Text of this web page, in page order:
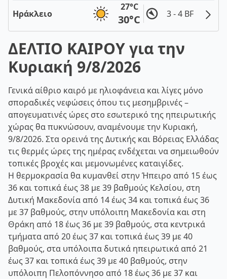
Ηράκλειο
27°C
30°C 3 - 4 BF
ΔΕΛΤΙΟ ΚΑΙΡΟΥ για την
Κυριακή 9/8/2026
Γενικά αίθριο καιρό με ηλιοφάνεια και λίγες μόνο
σποραδικές νεφώσεις όπου τις μεσημβρινές –
απογευματινές ώρες στο εσωτερικό της ηπειρωτικής
χώρας θα πυκνώσουν, αναμένουμε την Κυριακή,
9/8/2026. Στα ορεινά της Δυτικής και Βόρειας Ελλάδας
τις θερμές ώρες της ημέρας ενδέχεται να σημειωθούν
τοπικές βροχές και μεμονωμένες καταιγίδες.
Η θερμοκρασία θα κυμανθεί στην Ήπειρο από 15 έως
36 και τοπικά έως 38 με 39 βαθμούς Κελσίου, στη
Δυτική Μακεδονία από 14 έως 34 και τοπικά έως 36
με 37 βαθμούς, στην υπόλοιπη Μακεδονία και στη
Θράκη από 18 έως 36 με 39 βαθμούς, στα κεντρικά
τμήματα από 20 έως 37 και τοπικά έως 39 με 40
βαθμούς, στα υπόλοιπα δυτικά ηπειρωτικά από 21
έως 37 και τοπικά έως 39 με 40 βαθμούς, στην
υπόλοιπη Πελοπόννησο από 18 έως 36 με 37 και